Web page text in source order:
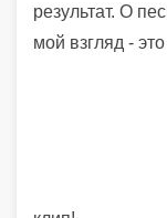
результат. О
мой взгляд -